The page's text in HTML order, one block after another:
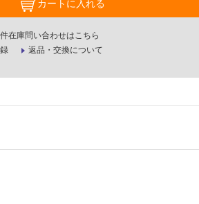
カートに入れる
在庫問い合わせはこちら
返品・交換について